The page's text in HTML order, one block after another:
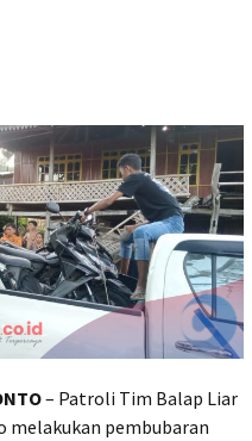
– Patroli Tim Balap Liar
melakukan pembubaran